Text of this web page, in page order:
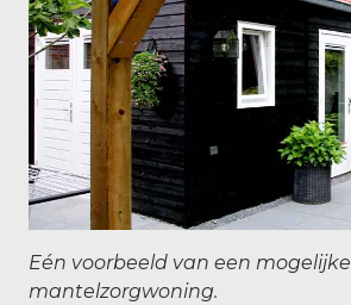
Eén voorbeeld van een mogelijke
mantelzorgwoning.